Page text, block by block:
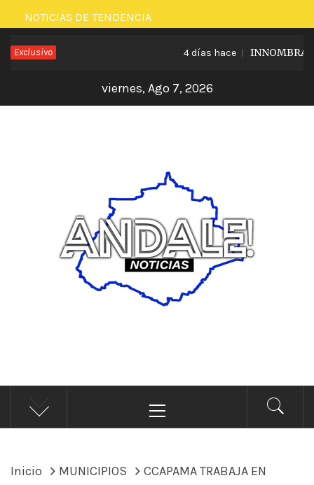
Saltar
al
contenido
NOTICIAS DE TENDENCIA
Exclusivo 4 días hace
viernes, Ago 7, 2026
ÁNDALE NOTICIAS
Noticias
principal
Inicio MUNICIPIOS
CCAPAMA TRABAJA EN